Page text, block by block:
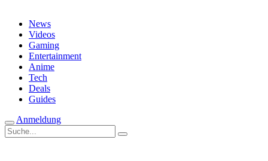
News
Videos
Gaming
Entertainment
Anime
Tech
Deals
Guides
Anmeldung
Suche
nach: